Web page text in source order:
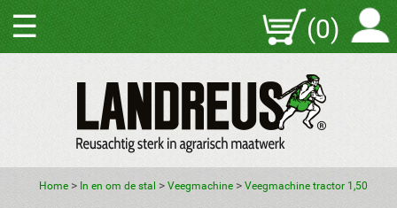
☰ (0)
Home> In en om de stal > Veegmachine> Veegmachine tractor 1,50